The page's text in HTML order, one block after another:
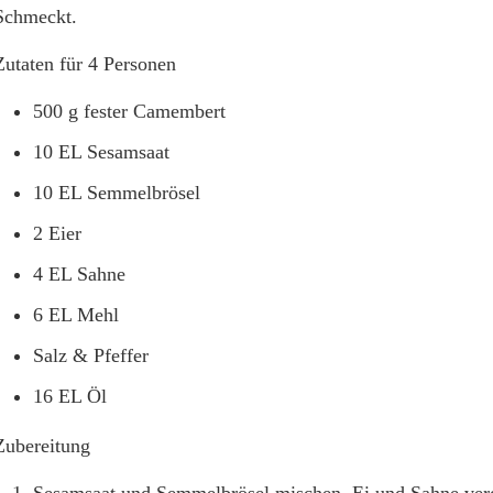
für 4 Personen
500 g fester Camembert
10 EL Sesamsaat
10 EL Semmelbrösel
2 Eier
4 EL Sahne
6 EL Mehl
Salz & Pfeffer
16 EL Öl